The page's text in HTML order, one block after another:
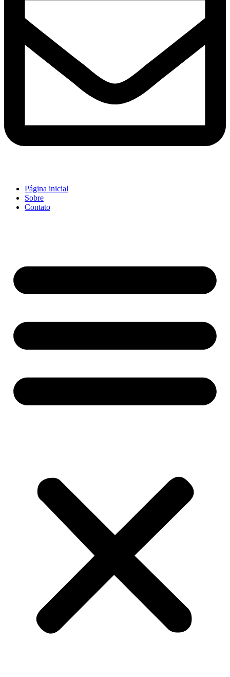
Página inicial
Sobre
Contato